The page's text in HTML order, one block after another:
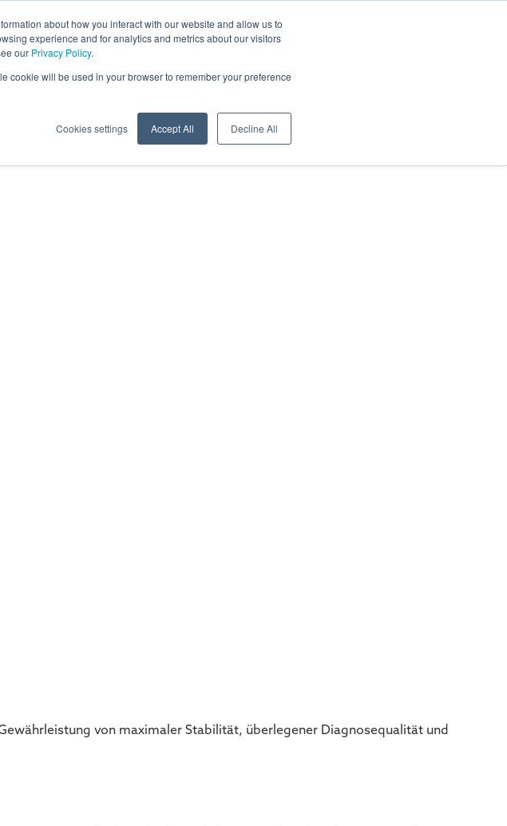
about how you interact with our website and allow us to
experience and for analytics and metrics about our visitors
our Privacy Policy.
cookie will be used in your browser to remember your preference
Cookies settings Accept All Decline All
von maximaler Stabilität, überlegener Diagnosequalität und